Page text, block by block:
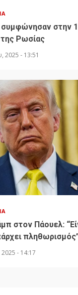
συμφώνησαν στην
Ρωσίας
2025 - 13:51
στον Πάουελ:
- 14:17